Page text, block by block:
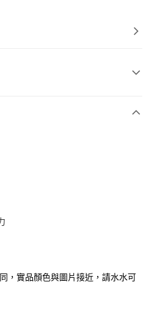
永豐商業銀行
，實品顏色與圖片接近，請水水可